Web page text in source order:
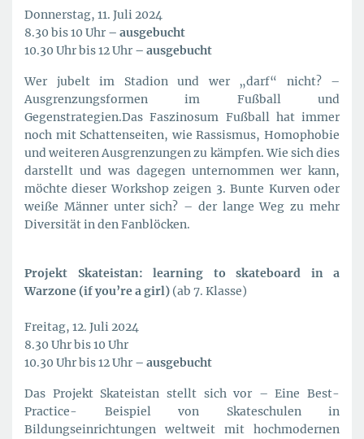
Donnerstag, 11. Juli 2024
8.30 bis 10 Uhr – ausgebucht
10.30 Uhr bis 12 Uhr – ausgebucht
Wer jubelt im Stadion und wer „darf“ nicht? –
Ausgrenzungsformen im Fußball und
Gegenstrategien.Das Faszinosum Fußball hat immer
noch mit Schattenseiten, wie Rassismus, Homophobie
und weiteren Ausgrenzungen zu kämpfen. Wie sich dies
darstellt und was dagegen unternommen wer kann,
möchte dieser Workshop zeigen 3. Bunte Kurven oder
weiße Männer unter sich? – der lange Weg zu mehr
Diversität in den Fanblöcken.
Projekt Skateistan: learning to skateboard in a
Warzone (if you’re a girl) (ab 7. Klasse)
Freitag, 12. Juli 2024
8.30 Uhr bis 10 Uhr
10.30 Uhr bis 12 Uhr – ausgebucht
Das Projekt Skateistan stellt sich vor – Eine Best-
Practice- Beispiel von Skateschulen in
Bildungseinrichtungen weltweit mit hochmodernen